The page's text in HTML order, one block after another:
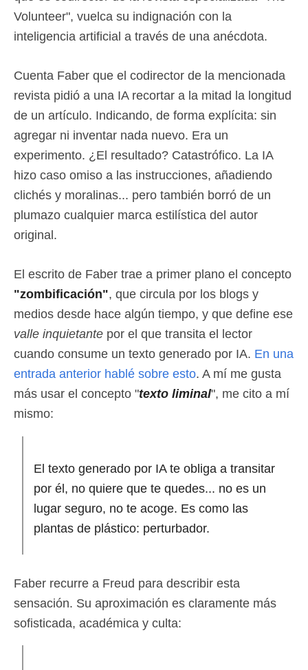
Volunteer", vuelca su indignación con la
inteligencia artificial a través de una anécdota.
Cuenta Faber que el codirector de la mencionada
revista pidió a una IA recortar a la mitad la longitud
de un artículo. Indicando, de forma explícita: sin
agregar ni inventar nada nuevo. Era un
experimento. ¿El resultado? Catastrófico. La IA
hizo caso omiso a las instrucciones, añadiendo
clichés y moralinas... pero también borró de un
plumazo cualquier marca estilística del autor
original.
El escrito de Faber trae a primer plano el concepto
"zombificación", que circula por los blogs y
medios desde hace algún tiempo, y que define ese
valle inquietante por el que transita el lector
cuando consume un texto generado por IA. En una
entrada anterior hablé sobre esto. A mí me gusta
más usar el concepto "texto liminal", me cito a mí
mismo:
El texto generado por IA te obliga a transitar
por él, no quiere que te quedes... no es un
lugar seguro, no te acoge. Es como las
plantas de plástico: perturbador.
Faber recurre a Freud para describir esta
sensación. Su aproximación es claramente más
sofisticada, académica y culta: